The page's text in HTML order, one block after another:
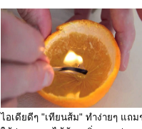
ไอเดียดีๆ "เทียนส้ม" ทำง่ายๆ แถม